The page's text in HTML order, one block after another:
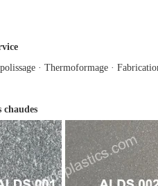
· Thermoformage ·
chaudes